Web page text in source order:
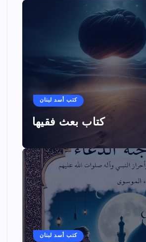
كتب أسد لبنان
كتاب بعث فقيها
كتب أسد لبنان